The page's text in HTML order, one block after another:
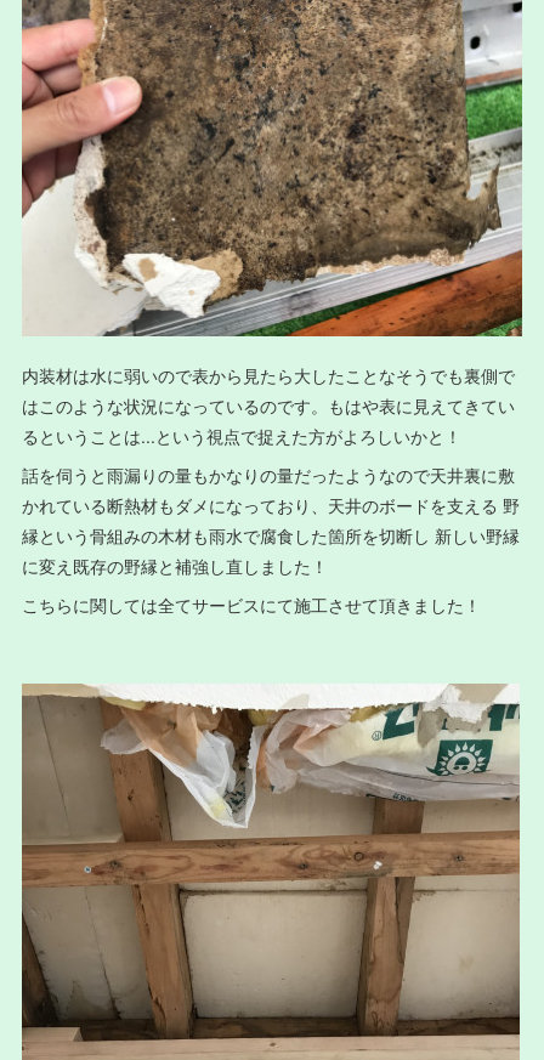
内装材は水に弱いので表から見たら大したことなそうでも裏側で
はこのような状況になっているのです。もはや表に見えてきてい
るということは...という視点で捉えた方がよろしいかと！
話を伺うと雨漏りの量もかなりの量だったようなので天井裏に敷
かれている断熱材もダメになっており、天井のボードを支える 野
縁という骨組みの木材も雨水で腐食した箇所を切断し 新しい野縁
に変え既存の野縁と補強し直しました！
こちらに関しては全てサービスにて施工させて頂きました！